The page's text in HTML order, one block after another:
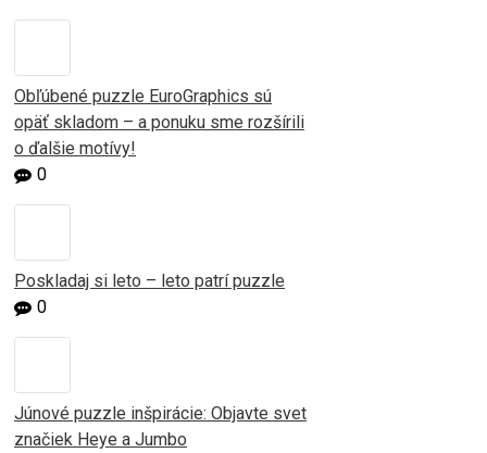
Obľúbené puzzle EuroGraphics sú
opäť skladom – a ponuku sme rozšírili
o ďalšie motívy!
0
Poskladaj si leto – leto patrí puzzle
0
Júnové puzzle inšpirácie: Objavte svet
značiek Heye a Jumbo